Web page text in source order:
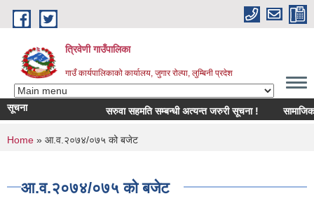
Skip to main content
त्रिवेणी गाउँपालिका
गाउँ कार्यपालिकाको कार्यालय, जुगार रोल्पा, लुम्बिनी प्रदेश
सूचना सरुवा सहमति सम्बन्धी अत्यन्त जरुरी सूचना ! सामाजिक
You are here
Home » आ.व.२०७४/०७५ को बजेट
आ.व.२०७४/०७५ को बजेट